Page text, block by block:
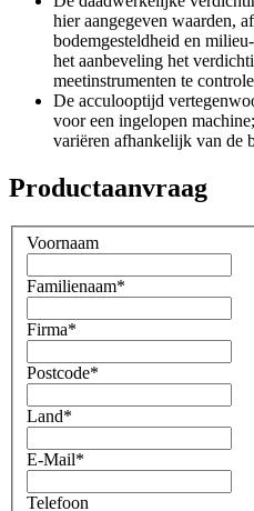
hier aangegeven waarden,
bodemgesteldheid en
het aanbeveling het
meetinstrumenten te
De acculooptijd
voor een ingelopen
variëren afhankelijk van de
Productaanvraag
Voornaam
Familienaam*
Firma*
Postcode*
Land*
E-Mail*
Telefoon